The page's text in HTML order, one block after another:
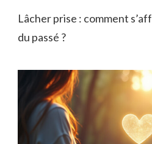
Lâcher prise : comment
du passé ?